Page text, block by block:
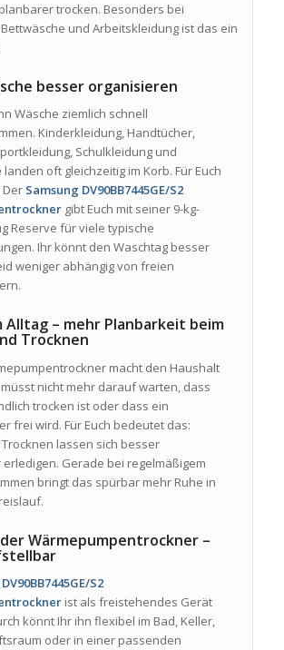
trocken. Besonders bei
und Arbeitskleidung ist das ein
besser organisieren
Wäsche ziemlich schnell
Kinderkleidung, Handtücher,
Schulkleidung und
oft gleichzeitig im Korb. Für Euch
Samsung DV90BB7445GE/S2
gibt Euch mit seiner 9-kg-
Reserve für viele typische
Ihr könnt den Waschtag besser
weniger abhängig von freien
Alltag – mehr Planbarkeit beim
Trocknen
macht den Haushalt
nicht mehr darauf warten, dass
trocken ist oder dass ein
frei wird. Für Euch bedeutet das:
lassen sich besser
Gerade bei regelmäßigem
bringt das spürbar mehr Ruhe in
Wärmepumpentrockner –
S2
ist als freistehendes Gerät
könnt Ihr ihn flexibel im Bad, Keller,
oder in einer passenden